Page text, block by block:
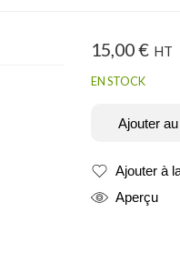
15,00€ HT
EN STOCK
Ajouter
Ajouter à
Produit
Aperçu